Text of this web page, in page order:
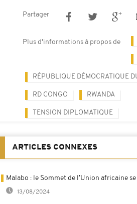
Partager
Plus d'informations à propos de
RÉPUBLIQUE DÉMOCRATIQUE
RD CONGO RWANDA
TENSION DIPLOMATIQUE
ARTICLES CONNEXES
Malabo : le Sommet de l’Union africaine
13/08/2024